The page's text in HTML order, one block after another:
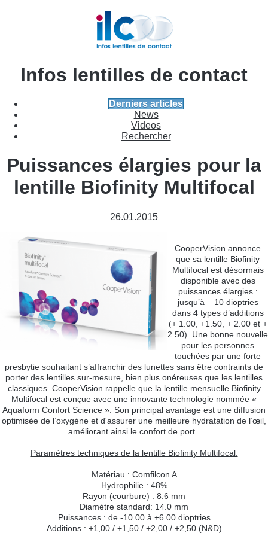
Infos lentilles de contact
Derniers articles
News
Videos
Rechercher
Puissances élargies pour la
lentille Biofinity Multifocal
26.01.2015
CooperVision annonce
que sa lentille Biofinity
Multifocal est désormais
disponible avec des
puissances élargies :
jusqu’à – 10 dioptries
dans 4 types d’additions
(+ 1.00, +1.50, + 2.00 et +
2.50). Une bonne nouvelle
pour les personnes
touchées par une forte
presbytie souhaitant s’affranchir des lunettes sans être contraints de
porter des lentilles sur-mesure, bien plus onéreuses que les lentilles
classiques. CooperVision rappelle que la lentille mensuelle Biofinity
Multifocal est conçue avec une innovante technologie nommée «
Aquaform Confort Science ». Son principal avantage est une diffusion
optimisée de l’oxygène et d'assurer une meilleure hydratation de l’œil,
améliorant ainsi le confort de port.
Paramètres techniques de la lentille Biofinity Multifocal:
Matériau : Comfilcon A
Hydrophilie : 48%
Rayon (courbure) : 8.6 mm
Diamètre standard: 14.0 mm
Puissances : de -10.00 à +6.00 dioptries
Additions : +1,00 / +1,50 / +2,00 / +2,50 (N&D)